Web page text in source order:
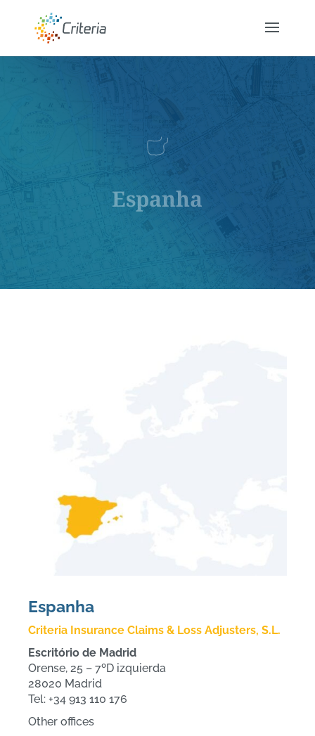
Espanha
Espanha
Criteria Insurance Claims & Loss Adjusters, S.L.
Escritório de Madrid
Orense, 25 – 7ºD izquierda
28020 Madrid
Tel: +34 913 110 176
Other offices